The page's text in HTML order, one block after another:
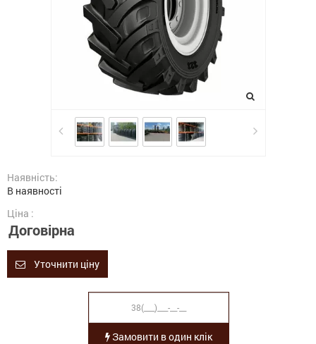
Наявність:
В наявності
Ціна :
Договірна
Уточнити ціну
Замовити в один клік